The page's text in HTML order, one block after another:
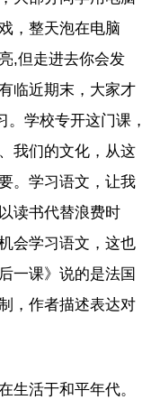
，整天泡在电脑
,但走进去你会发
临近期末，大家才
。学校专开这门课，
我们的文化，从这
。学习语文，让我
读书代替浪费时
会学习语文，这也
一课》说的是法国
，作者描述表达对
生活于和平年代。